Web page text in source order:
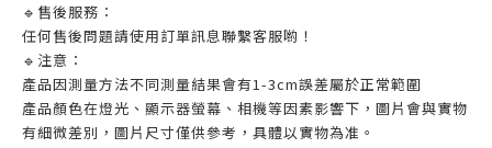
🔹售後服務：
任何售後問題請使用訂單訊息聯繫客服喲！
🔹注意：
產品因測量方法不同測量結果會有1-3cm誤差屬於正常範圍
產品顏色在燈光、顯示器螢幕、相機等因素影響下，圖片會與實物
有細微差別，圖片尺寸僅供參考，具體以實物為准。